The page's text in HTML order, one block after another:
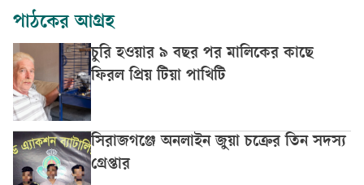
পাঠকের আগ্রহ
চুরি হওয়ার ৯ বছর পর মালিকের কাছে
ফিরল প্রিয় টিয়া পাখিটি
সিরাজগঞ্জে অনলাইন জুয়া চক্রের তিন সদস্য
গ্রেপ্তার